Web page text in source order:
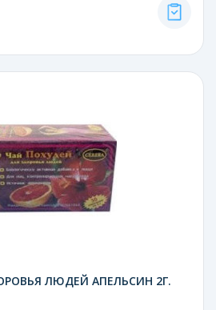
ЛЮДЕЙ АПЕЛЬСИН 2Г.